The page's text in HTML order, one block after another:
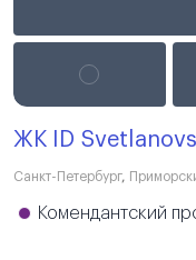
ЖК ID
Санкт-Петербург,
Комендантский